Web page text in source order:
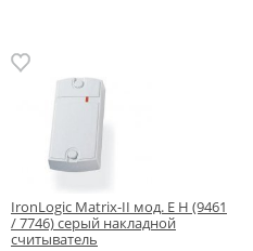
IronLogic Matrix-II мод. E H (9461
/ 7746) серый накладной
считыватель